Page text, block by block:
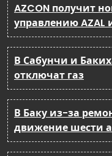
AZCON получит
управлению AZAL
В Сабунчи и
отключат газ
В Баку из-за
движение шести